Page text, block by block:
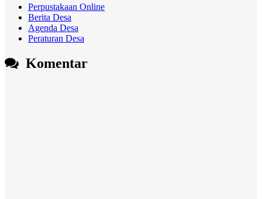
Perpustakaan Online
Berita Desa
Agenda Desa
Peraturan Desa
Komentar